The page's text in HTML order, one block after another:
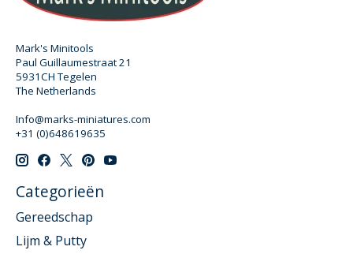
Mark's Minitools
Paul Guillaumestraat 21
5931CH Tegelen
The Netherlands
Info@marks-miniatures.com
+31 (0)648619635
Categorieën
Gereedschap
Lijm & Putty